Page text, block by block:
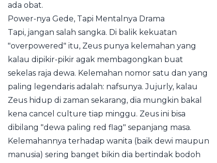
ada obat.
Power-nya Gede, Tapi Mentalnya Drama
Tapi, jangan salah sangka. Di balik kekuatan
"overpowered" itu, Zeus punya kelemahan yang
kalau dipikir-pikir agak membagongkan buat
sekelas raja dewa. Kelemahan nomor satu dan yang
paling legendaris adalah: nafsunya. Jujurly, kalau
Zeus hidup di zaman sekarang, dia mungkin bakal
kena cancel culture tiap minggu. Zeus ini bisa
dibilang "dewa paling red flag" sepanjang masa.
Kelemahannya terhadap wanita (baik dewi maupun
manusia) sering banget bikin dia bertindak bodoh